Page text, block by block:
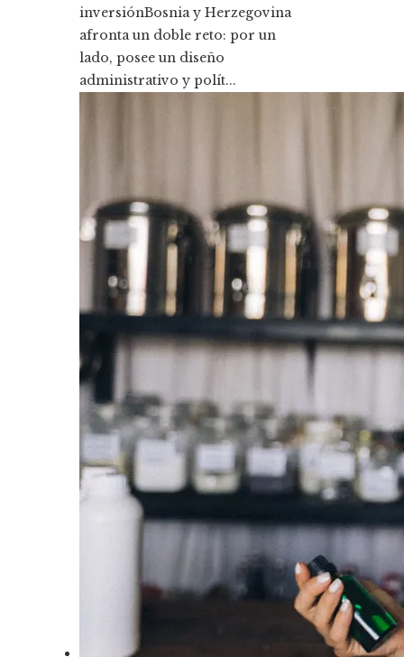
inversiónBosnia y Herzegovina
afronta un doble reto: por un
lado, posee un diseño
administrativo y polít...